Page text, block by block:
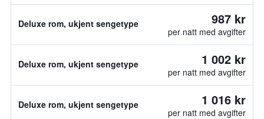
Deluxe rom, ukjent sengetype 987 kr
per natt med avgifter
Deluxe rom, ukjent sengetype 1 002 kr
per natt med avgifter
Deluxe rom, ukjent sengetype 1 016 kr
per natt med avgifter